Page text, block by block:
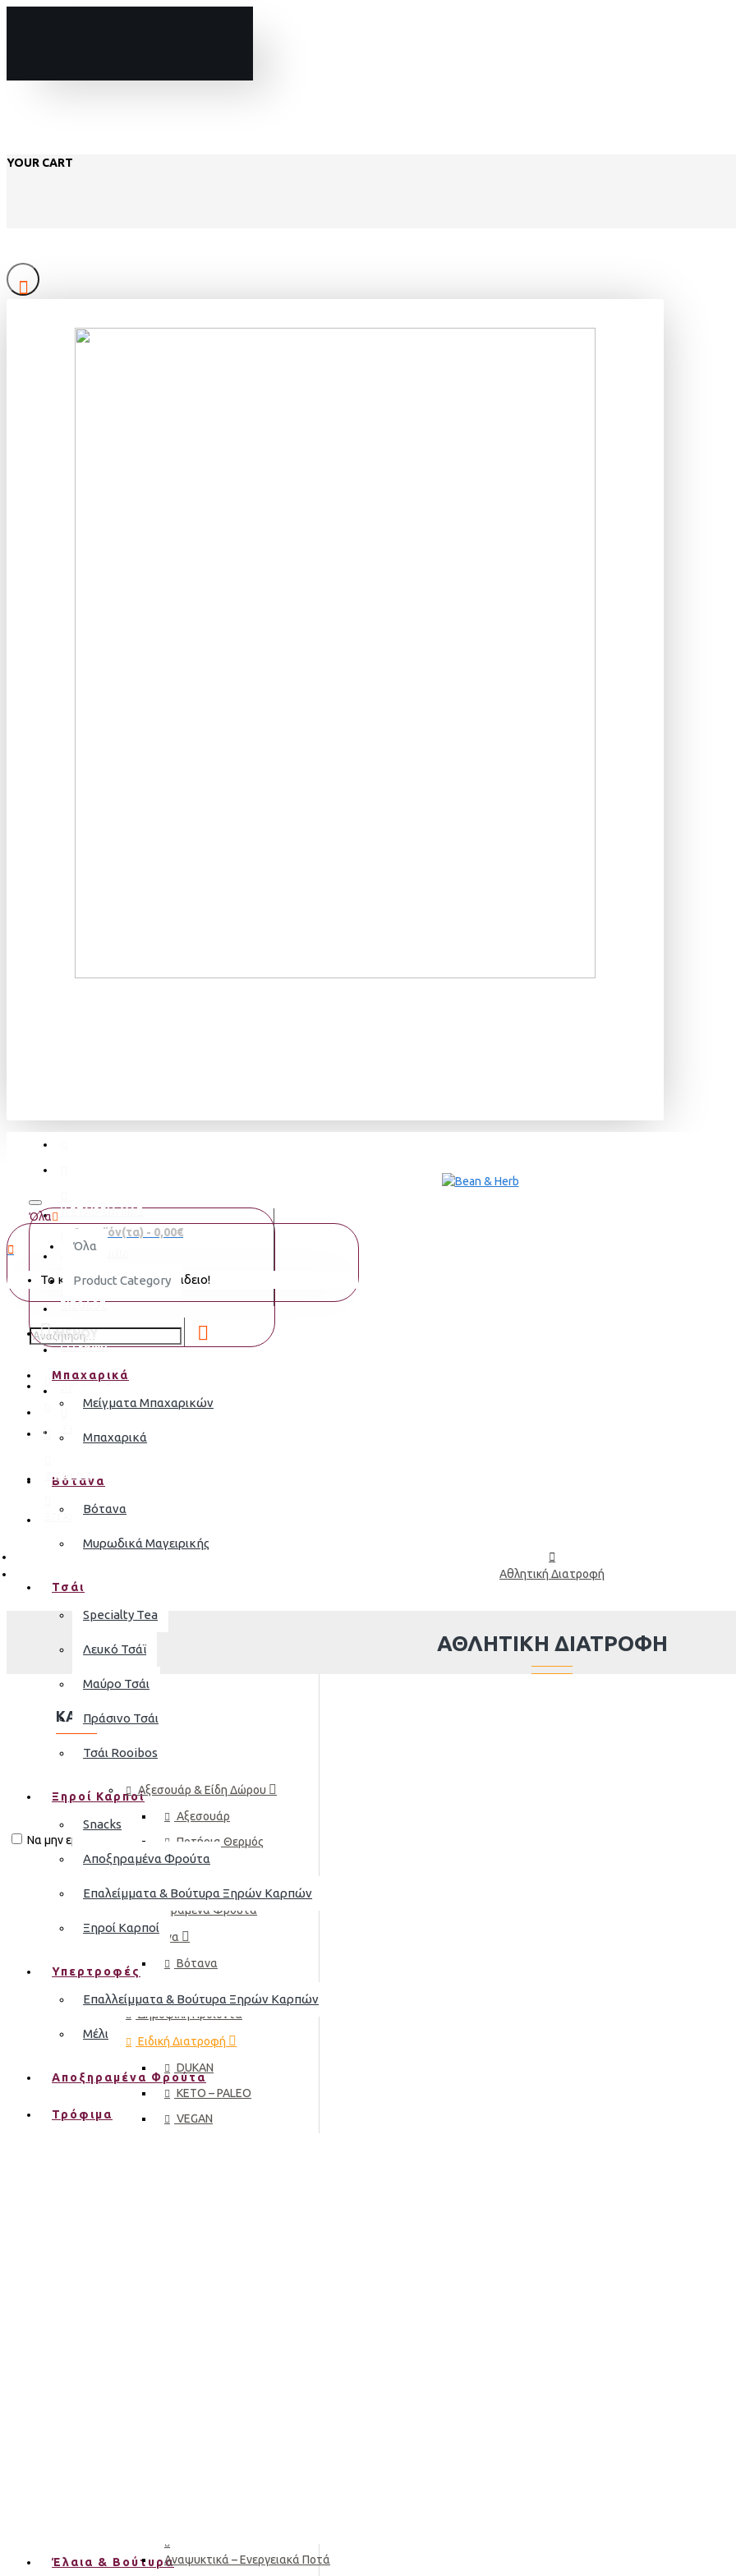
YOUR CART
Να μην εμφανιστεί.
Η ΕΤΑΙΡΕΙΑ ΜΑΣ
ΕΠΙΚΟΙΝΩΝΙΑ
ΕΙΣΟΔΟΣ
ΕΓΓΡΑΦΗ
Όλα
Όλα
Product Category
0 προϊόν(τα) - 0,00€
Το καλάθι αγορών είναι άδειο!
MENOY
Μπαχαρικά
Μείγματα Μπαχαρικών
Μπαχαρικά
Βότανα
Βότανα
Μυρωδικά Μαγειρικής
Τσάι
Specialty Tea
Λευκό Τσάϊ
Μαύρο Τσάι
Πράσινο Τσάι
Τσάι Rooibos
Ξηροί Καρποί
Snacks
Αποξηραμένα Φρούτα
Επαλείμματα & Βούτυρα Ξηρών Καρπών
Ξηροί Καρποί
Υπερτροφές
Επαλλείμματα & Βούτυρα Ξηρών Καρπών
Μέλι
Αποξηραμένα Φρούτα
Τρόφιμα
Έλαια & Βούτυρα
ΕΙΣΟΔΟΣ
ΕΓΓΡΑΦΗ
Αθλητική Διατροφή
ΑΘΛΗΤΙΚΉ ΔΙΑΤΡΟΦΉ
ΚΑΤΗΓΟΡΊΕΣ
ΠΡΟΪΌΝΤΑ
Αξεσουάρ & Είδη Δώρου
Αξεσουάρ
Ποτήρια Θερμός
Αποξηραμένα Φρούτα
Βότανα
Βότανα
Δημοφιλή Προϊόντα
Ειδική Διατροφή
DUKAN
KETO – PALEO
VEGAN
Αναψυκτικά – Ενεργειακά Ποτά